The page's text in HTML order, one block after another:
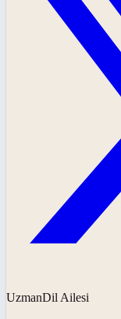
UzmanDil Ailesi